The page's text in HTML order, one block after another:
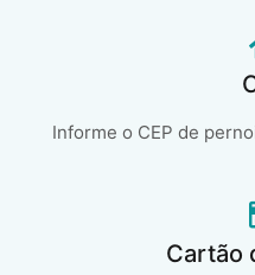
Informe o CEP de
Cartão